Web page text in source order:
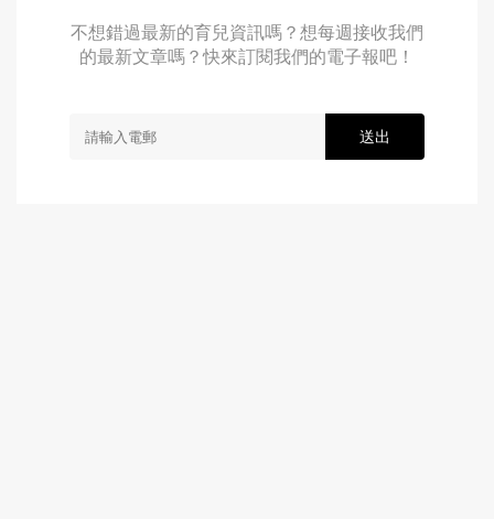
不想錯過最新的育兒資訊嗎？想每週接收我們
的最新文章嗎？快來訂閱我們的電子報吧！
送出